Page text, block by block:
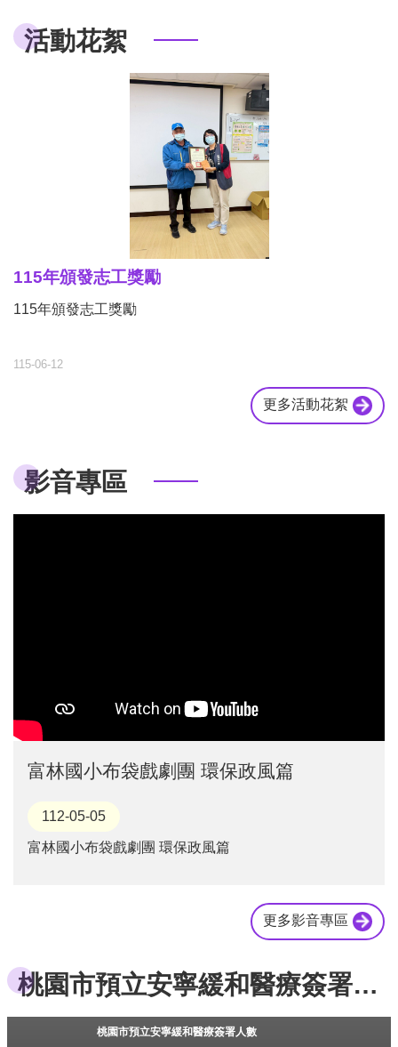
活動花絮
115年頒發志工獎勵
115-06-12
115年頒發志工獎勵
更多活動花絮
影音專區
富林國小布袋戲劇團 環保政風篇
112-05-05
富林國小布袋戲劇團 環保政風篇
更多影音專區
桃園市預立安寧緩和醫療簽署人數